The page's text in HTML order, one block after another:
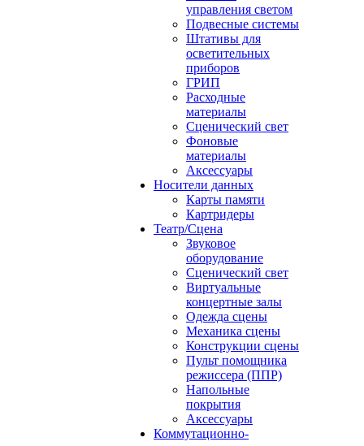
управления светом
Подвесные системы
Штативы для
осветительных
приборов
ГРИП
Расходные
материалы
Сценический свет
Фоновые
материалы
Аксессуары
Носители данных
Карты памяти
Картридеры
Театр/Сцена
Звуковое
оборудование
Сценический свет
Виртуальные
концертные залы
Одежда сцены
Механика сцены
Конструкции сцены
Пульт помощника
режиссера (ППР)
Напольные
покрытия
Аксессуары
Коммутационно-